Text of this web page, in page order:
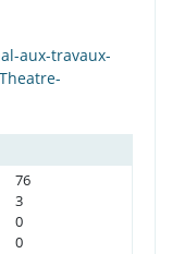
aux-travaux-
76
3
0
0